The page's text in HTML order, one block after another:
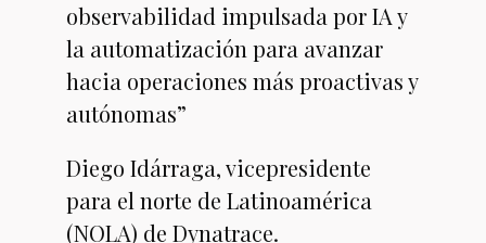
observabilidad impulsada por IA y
la automatización para avanzar
hacia operaciones más proactivas y
autónomas”
Diego Idárraga, vicepresidente
para el norte de Latinoamérica
(NOLA) de Dynatrace.